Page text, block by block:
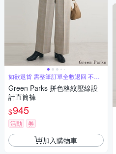
如欲退貨 需整筆訂單全數退回 不能
單退
Green Parks 拼色格紋壓線設
計直筒褲
$945
活動 券
加入購物車